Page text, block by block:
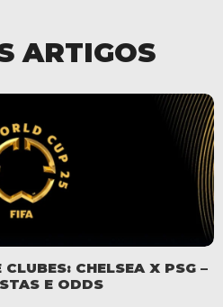
ARTIGOS
CHELSEA X PSG –
E ODDS